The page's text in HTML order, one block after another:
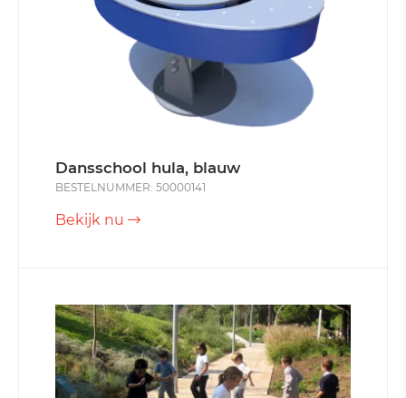
Dansschool hula, blauw
BESTELNUMMER: 50000141
Bekijk nu